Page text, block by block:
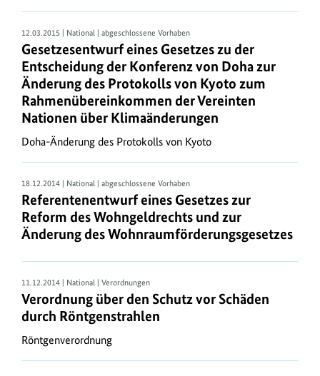
nur
im
Bundesgesetzblatt
.
Die
neuen
Vorschriften
des
in
den
letzten
sechs
Monaten
in
Kraft
getreten
erreichen
12.03.2015 | National | abgeschlossene Vorhaben
Gesetzesentwurf eines Gesetzes zu der
Entscheidung der Konferenz von Doha zur
Änderung des Protokolls von Kyoto zum
Rahmenübereinkommen der Vereinten
Nationen über Klimaänderungen
Doha-Änderung des Protokolls von Kyoto
18.12.2014 | National | abgeschlossene Vorhaben
Referentenentwurf eines Gesetzes zur
Reform des Wohngeldrechts und zur
Änderung des Wohnraumförderungsgesetzes
11.12.2014 | National | Verordnungen
Verordnung über den Schutz vor Schäden
durch Röntgenstrahlen
Röntgenverordnung